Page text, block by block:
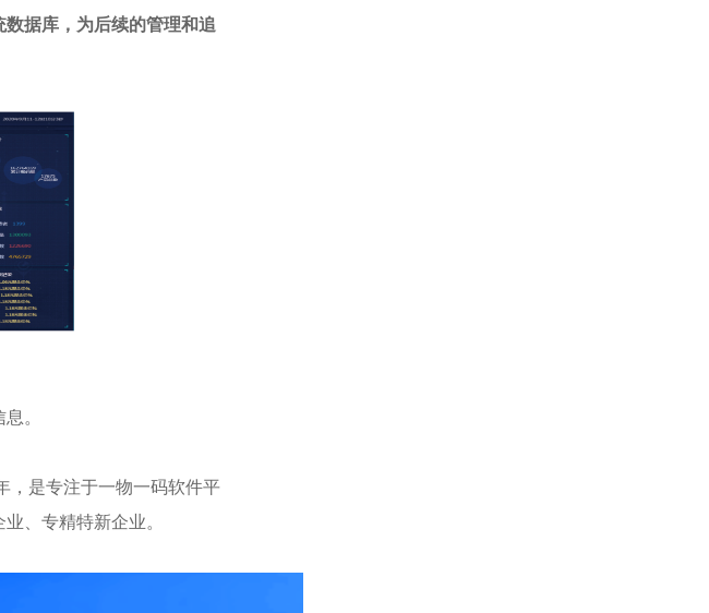
据库，为后续的管理和追
。
，是专注于一物一码软件平
、专精特新企业。